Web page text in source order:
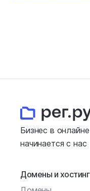
Бизнес в онлайне
начинается с нас
Домены и хостинг